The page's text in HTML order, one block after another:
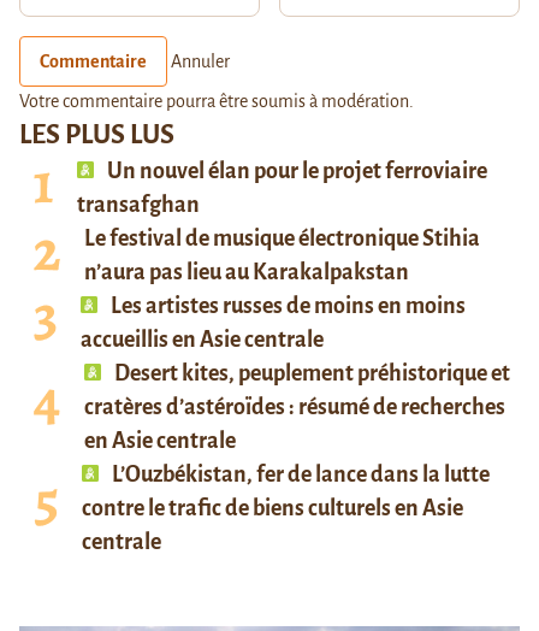
LES PLUS LUS
Un nouvel élan pour le projet ferroviaire
transafghan
Le festival de musique électronique Stihia
n’aura pas lieu au Karakalpakstan
Les artistes russes de moins en moins
accueillis en Asie centrale
Desert kites, peuplement préhistorique et
cratères d’astéroïdes : résumé de recherches
en Asie centrale
L’Ouzbékistan, fer de lance dans la lutte
contre le trafic de biens culturels en Asie
centrale
Commentaire Annuler
Votre commentaire pourra être soumis à modération.